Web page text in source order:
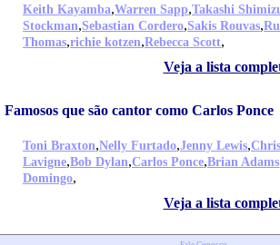
Keith Kayamba,Warren Sapp,Takashi
Stockman,Sebastian Cordero,Sakis Rouvas,
Thomas,richie kotzen,Rebecca Scott,
Veja a lista
Famosos que são cantor como Carlos Ponce
Toni Braxton,Nelly Furtado,Jenny Lewis,
Lavigne,Bob Dylan,Carlos Ponce,Brian Adams
Domingo,
Veja a lista